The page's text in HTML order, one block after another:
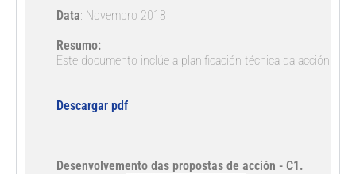
Data: Novembro 2018
Resumo:
Este documento inclúe a planificación técnica da acción de
Descargar pdf
Desenvolvemento das propostas de acción - C1.